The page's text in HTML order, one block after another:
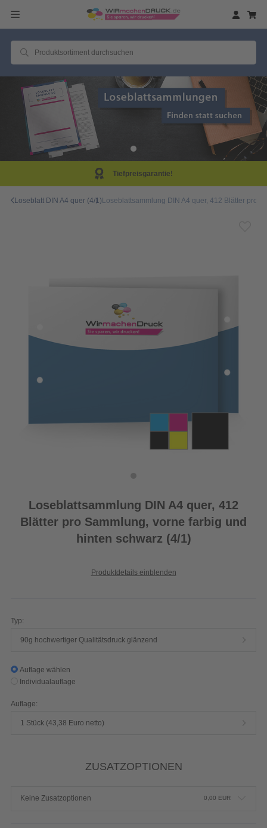
Same Day Produktion!
Loseblatt DIN A4 quer (4/1)Loseblattsammlung DIN A4 quer, 412 Blätter pro
Loseblattsammlung DIN A4 quer, 412
Blätter pro Sammlung, vorne farbig und
hinten schwarz (4/1)
Produktdetails einblenden
Typ:
90g hochwertiger Qualitätsdruck glänzend
Auflage wählen
Individualauflage
Auflage:
1 Stück (43,38 Euro netto)
ZUSATZOPTIONEN
Keine Zusatzoptionen 0,00 EUR